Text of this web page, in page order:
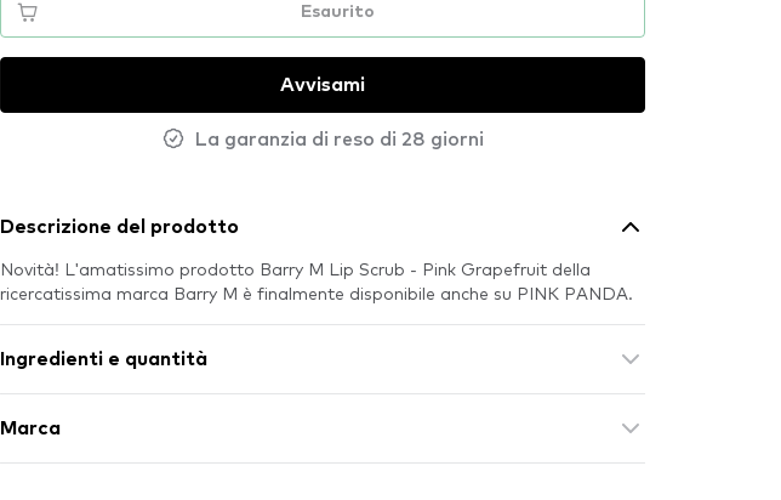
Esaurito
Avvisami
La garanzia di reso di 28 giorni
Descrizione del prodotto
Novità! L'amatissimo prodotto Barry M Lip Scrub - Pink Grapefruit della
ricercatissima marca Barry M è finalmente disponibile anche su PINK PANDA.
Ingredienti e quantità
Marca